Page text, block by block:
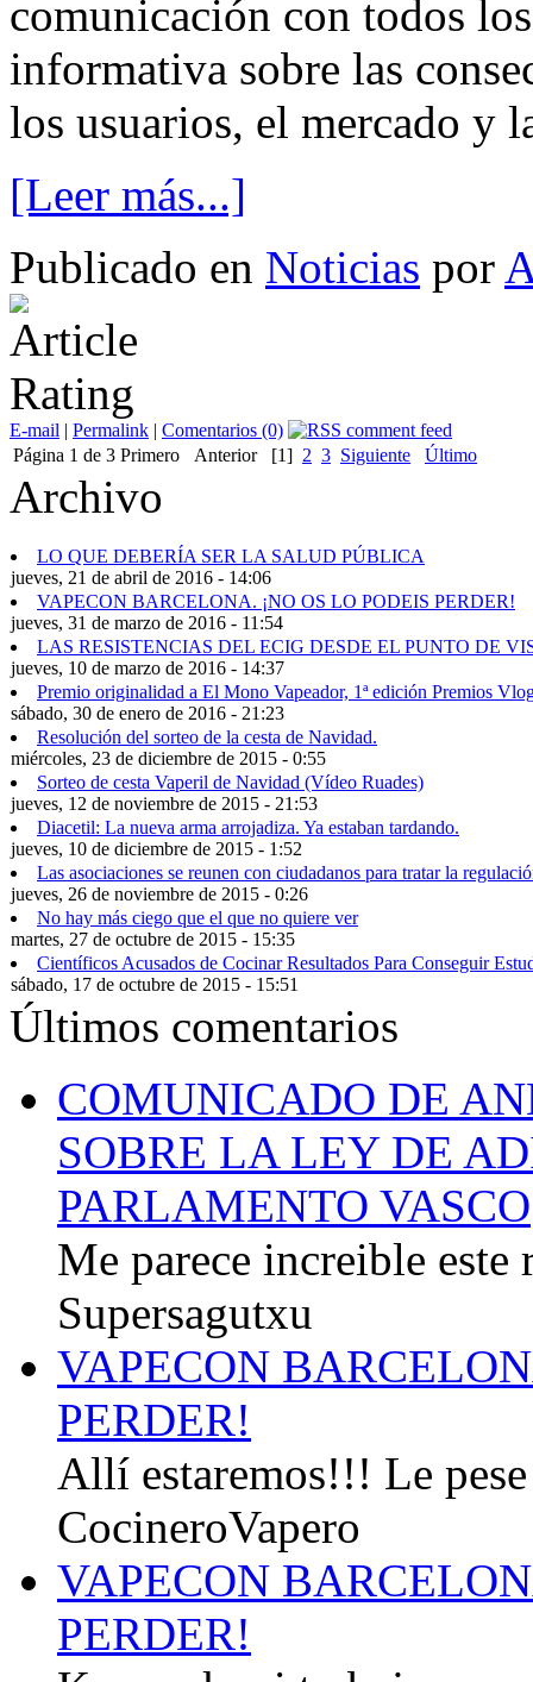
comunicación con todos
informativa sobre las
los usuarios, el mercado y
[Leer más...]
Publicado en Noticias por
E-mail | Permalink | Comentarios (0)
Página 1 de 3 Primero Anterior [1] 2 3 Siguiente Último
Archivo
LO QUE DEBERÍA SER LA SALUD PÚBLICA
jueves, 21 de abril de 2016 - 14:06
VAPECON BARCELONA. ¡NO OS LO PODEIS PERDER!
jueves, 31 de marzo de 2016 - 11:54
LAS RESISTENCIAS DEL ECIG DESDE EL PUNTO DE
jueves, 10 de marzo de 2016 - 14:37
Premio originalidad a El Mono Vapeador, 1ª edición Premios
sábado, 30 de enero de 2016 - 21:23
Resolución del sorteo de la cesta de Navidad.
miércoles, 23 de diciembre de 2015 - 0:55
Sorteo de cesta Vaperil de Navidad (Vídeo Ruades)
jueves, 12 de noviembre de 2015 - 21:53
Diacetil: La nueva arma arrojadiza. Ya estaban tardando.
jueves, 10 de diciembre de 2015 - 1:52
Las asociaciones se reunen con ciudadanos para tratar la
jueves, 26 de noviembre de 2015 - 0:26
No hay más ciego que el que no quiere ver
martes, 27 de octubre de 2015 - 15:35
Científicos Acusados de Cocinar Resultados Para Conseguir
sábado, 17 de octubre de 2015 - 15:51
Últimos comentarios
COMUNICADO DE
SOBRE LA LEY DE
PARLAMENTO VASCO
Me parece increible
Supersagutxu
VAPECON
PERDER!
Allí estaremos!!! Le
CocineroVapero
VAPECON
PERDER!